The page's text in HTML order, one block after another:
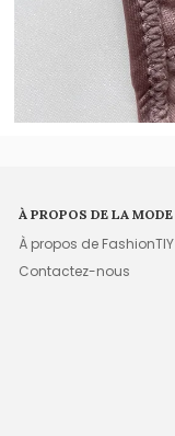
À PROPOS DE LA MODE
À propos de FashionTIY
Contactez-nous